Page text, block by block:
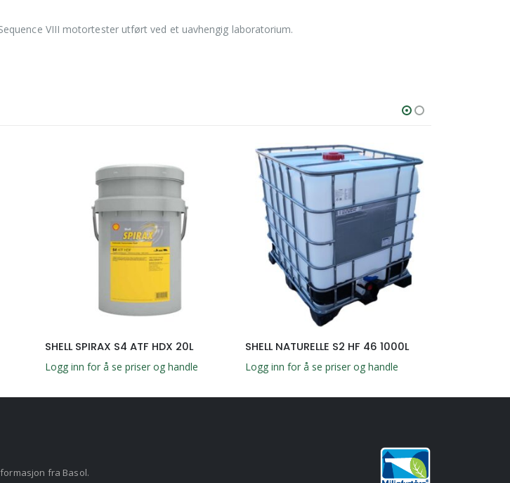
VIII motortester utført ved et uavhengig laboratorium.
SHELL SPIRAX S4 ATF HDX 20L
Logg inn for å se priser og handle
SHELL NATURELLE S2 HF 46 1000L
Logg inn for å se priser og handle
fra Basol.